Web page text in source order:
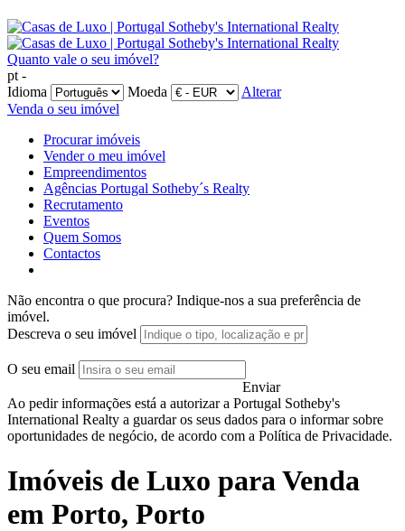
Quanto vale o seu imóvel?
pt -
Idioma
Moeda
Alterar
Venda o seu imóvel
Procurar imóveis
Vender o meu imóvel
Empreendimentos
Agências Portugal Sotheby´s Realty
Recrutamento
Eventos
Quem Somos
Contactos
Não encontra o que procura? Indique-nos a sua preferência de
imóvel.
Descreva o seu imóvel
O seu email
Enviar
Ao pedir informações está a autorizar a Portugal Sotheby's
International Realty a guardar os seus dados para o informar sobre
oportunidades de negócio, de acordo com a Política de Privacidade.
Imóveis de Luxo para Venda
em Porto, Porto